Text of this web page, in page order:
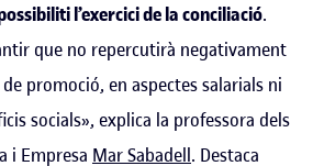
l’exercici de la conciliació.
que no repercutirà negativament
promoció, en aspectes salarials ni
socials», explica la professora dels
i Empresa Mar Sabadell. Destaca